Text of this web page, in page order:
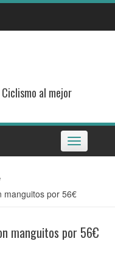
al mejor
Toggle
navigation
manguitos por 56€
manguitos por 56€